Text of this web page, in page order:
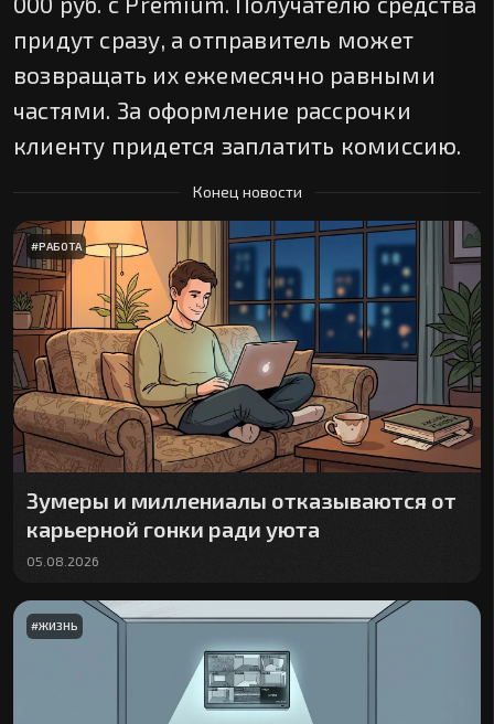
придут сразу, а отправитель может
возвращать их ежемесячно равными
частями. За оформление рассрочки
клиенту придется заплатить комиссию.
Конец новости
#РАБОТА
Зумеры и миллениалы отказываются от
карьерной гонки ради уюта
05.08.2026
#ЖИЗНЬ